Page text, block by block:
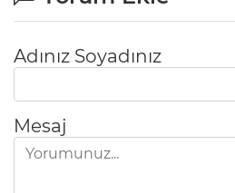
Adınız Soyadınız
Mesaj